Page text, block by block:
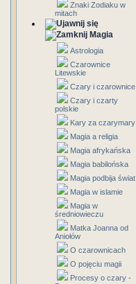
Znaki Zodiaku w
mitach
Magia
Astrologia
Czarownice
Litewskie
Czary i czarownice
Czary i czarty
polskie
Kary za czarymary
Magia a religia
Magia afrykańska
Magia babilońska
Magia podbija świat
Magia w islamie
Magia w
średniowieczu
Matka Joanna od
Aniołów
O czarownicach
O pojęciu magii
Procesy o czary -